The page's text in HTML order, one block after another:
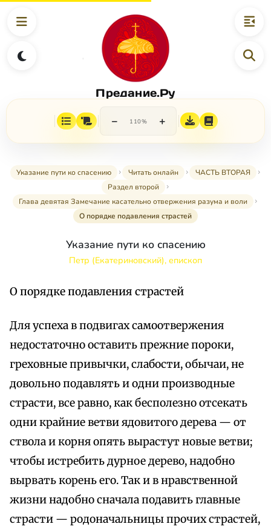
Предание.Ру
− 110% +
Указание пути ко спасению Читать онлайн
ЧАСТЬ ВТОРАЯ
Раздел второй
Глава девятая Замечание касательно отвержения разума и воли
О порядке подавления страстей
Указание пути ко спасению
Петр (Екатериновский), епископ
О порядке подавления страстей
Для успеха в подвигах самоотвержения
недостаточно оставить прежние пороки,
греховные привычки, слабости, обычаи, не
довольно подавлять и одни производные
страсти, все равно, как бесполезно отсекать
одни крайние ветви ядовитого дерева — от
ствола и корня опять вырастут новые ветви;
чтобы истребить дурное дерево, надобно
вырвать корень его. Так и в нравственной
жизни надобно сначала подавить главные
страсти — родоначальницы прочих страстей,